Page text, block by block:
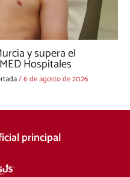
y supera el
Hospitales
/6 de agosto de 2026
principal